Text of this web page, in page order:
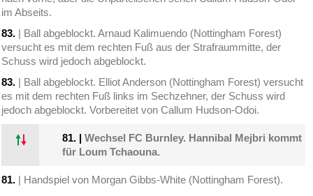
im Abseits.
83. | Ball abgeblockt. Arnaud Kalimuendo (Nottingham Forest)
versucht es mit dem rechten Fuß aus der Strafraummitte, der
Schuss wird jedoch abgeblockt.
83. | Ball abgeblockt. Elliot Anderson (Nottingham Forest) versucht
es mit dem rechten Fuß links im Sechzehner, der Schuss wird
jedoch abgeblockt. Vorbereitet von Callum Hudson-Odoi.
81. |Wechsel FC Burnley. Hannibal Mejbri kommt
für Loum Tchaouna.
81. | Handspiel von Morgan Gibbs-White (Nottingham Forest).